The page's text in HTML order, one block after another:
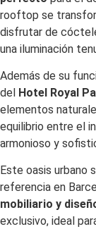
rooftop se
disfrutar de
una iluminación
Además de su
del Hotel Royal
elementos
equilibrio entre el
armonioso y
Este oasis urbano
referencia en
mobiliario y
exclusivo, ideal